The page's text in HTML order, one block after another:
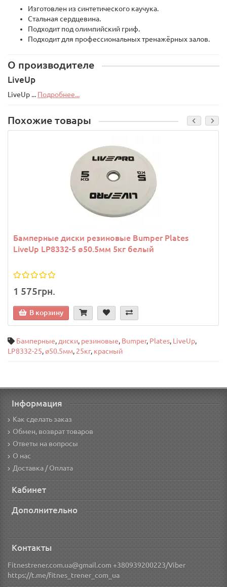
Изготовлен из синтетического каучука.
Стальная сердцевина.
Подходит под олимпийский гриф.
Подходит для профессиональных тренажёрных залов.
О производителе
LiveUp
LiveUp ... Подробнее...
Похожие товары
Бамперные диски резиновые Bumper Plates
LiveUp LP8332-5 ø50.5мм 5кг белый
1 575грн.
В корзину
Бамперные, диски, резиновые, Bumper, Plates, LiveUp,
LP8332-25,ø50.5мм, 25кг, красный
Інформация
Как сделать заказ
Обмен, возврат товаров
Ответы на вопросы
О нас
Доставка / Оплата
Кабинет
Дополнительно
Контакты
Fitnestrener.com.ua@gmail.com +380939200223/Viber
https://t.me/fitnes_trener_com_ua